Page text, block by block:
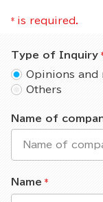
* is required.
Type of Inquiry
Opinions and
Others
Name of
Name